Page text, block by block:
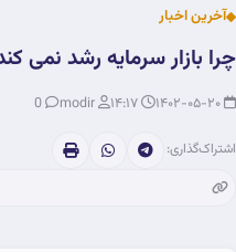
آخرین اخبار
چرا بازار سرمایه رشد نمی
اشتراک‌گذاری: